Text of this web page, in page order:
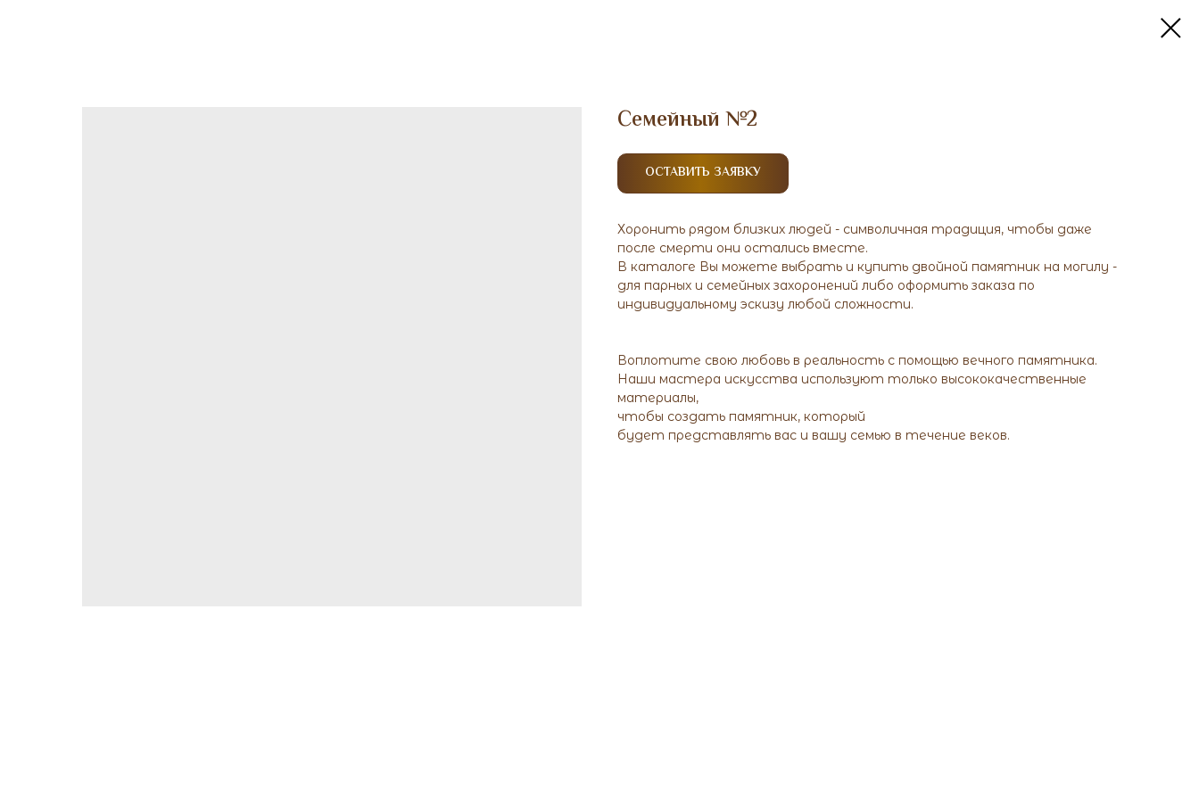
Семейный №2
ОСТАВИТЬ ЗАЯВКУ
Хоронить рядом близких людей - символичная традиция, чтобы даже
после смерти они остались вместе.
В каталоге Вы можете выбрать и купить двойной памятник на могилу -
для парных и семейных захоронений либо оформить заказа по
индивидуальному эскизу любой сложности.
Воплотите свою любовь в реальность с помощью вечного памятника.
Наши мастера искусства используют только высококачественные
материалы,
чтобы создать памятник, который
будет представлять вас и вашу семью в течение веков.